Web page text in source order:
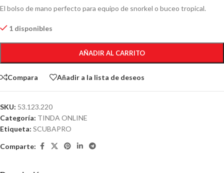
El bolso de mano perfecto para equipo de snorkel o buceo tropical.
1 disponibles
AÑADIR AL CARRITO
Compara Añadir a la lista de deseos
SKU: 53.123.220
Categoría: TINDA ONLINE
Etiqueta: SCUBAPRO
Comparte: